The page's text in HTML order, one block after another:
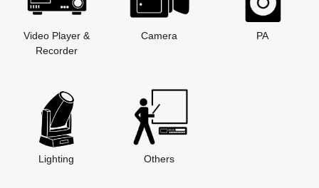
Video Player &
Recorder
Camera PA
Lighting Others